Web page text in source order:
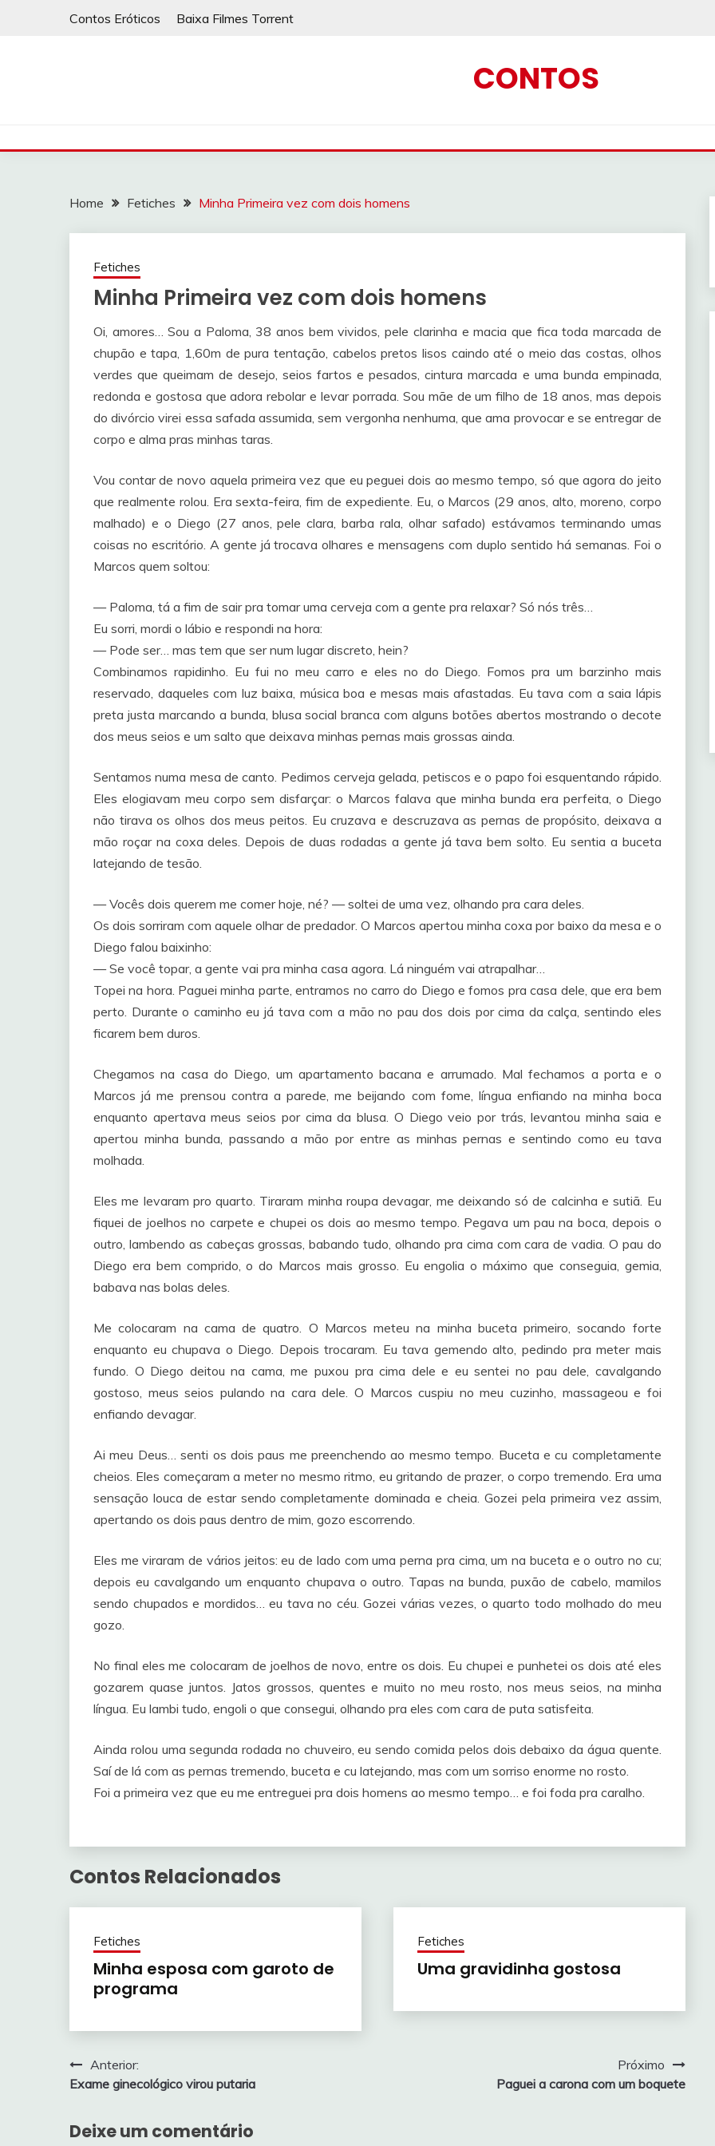
Contos Eróticos Baixa Filmes Torrent
CONTOS
Home Fetiches Minha Primeira vez com dois homens
Fetiches
Minha Primeira vez com dois homens
Oi, amores… Sou a Paloma, 38 anos bem vividos, pele clarinha e macia que fica toda marcada de
chupão e tapa, 1,60m de pura tentação, cabelos pretos lisos caindo até o meio das costas, olhos
verdes que queimam de desejo, seios fartos e pesados, cintura marcada e uma bunda empinada,
redonda e gostosa que adora rebolar e levar porrada. Sou mãe de um filho de 18 anos, mas depois
do divórcio virei essa safada assumida, sem vergonha nenhuma, que ama provocar e se entregar de
corpo e alma pras minhas taras.
Vou contar de novo aquela primeira vez que eu peguei dois ao mesmo tempo, só que agora do jeito
que realmente rolou. Era sexta-feira, fim de expediente. Eu, o Marcos (29 anos, alto, moreno, corpo
malhado) e o Diego (27 anos, pele clara, barba rala, olhar safado) estávamos terminando umas
coisas no escritório. A gente já trocava olhares e mensagens com duplo sentido há semanas. Foi o
Marcos quem soltou:
— Paloma, tá a fim de sair pra tomar uma cerveja com a gente pra relaxar? Só nós três…
Eu sorri, mordi o lábio e respondi na hora:
— Pode ser… mas tem que ser num lugar discreto, hein?
Combinamos rapidinho. Eu fui no meu carro e eles no do Diego. Fomos pra um barzinho mais
reservado, daqueles com luz baixa, música boa e mesas mais afastadas. Eu tava com a saia lápis
preta justa marcando a bunda, blusa social branca com alguns botões abertos mostrando o decote
dos meus seios e um salto que deixava minhas pernas mais grossas ainda.
Sentamos numa mesa de canto. Pedimos cerveja gelada, petiscos e o papo foi esquentando rápido.
Eles elogiavam meu corpo sem disfarçar: o Marcos falava que minha bunda era perfeita, o Diego
não tirava os olhos dos meus peitos. Eu cruzava e descruzava as pernas de propósito, deixava a
mão roçar na coxa deles. Depois de duas rodadas a gente já tava bem solto. Eu sentia a buceta
latejando de tesão.
— Vocês dois querem me comer hoje, né? — soltei de uma vez, olhando pra cara deles.
Os dois sorriram com aquele olhar de predador. O Marcos apertou minha coxa por baixo da mesa e o
Diego falou baixinho:
— Se você topar, a gente vai pra minha casa agora. Lá ninguém vai atrapalhar…
Topei na hora. Paguei minha parte, entramos no carro do Diego e fomos pra casa dele, que era bem
perto. Durante o caminho eu já tava com a mão no pau dos dois por cima da calça, sentindo eles
ficarem bem duros.
Chegamos na casa do Diego, um apartamento bacana e arrumado. Mal fechamos a porta e o
Marcos já me prensou contra a parede, me beijando com fome, língua enfiando na minha boca
enquanto apertava meus seios por cima da blusa. O Diego veio por trás, levantou minha saia e
apertou minha bunda, passando a mão por entre as minhas pernas e sentindo como eu tava
molhada.
Eles me levaram pro quarto. Tiraram minha roupa devagar, me deixando só de calcinha e sutiã. Eu
fiquei de joelhos no carpete e chupei os dois ao mesmo tempo. Pegava um pau na boca, depois o
outro, lambendo as cabeças grossas, babando tudo, olhando pra cima com cara de vadia. O pau do
Diego era bem comprido, o do Marcos mais grosso. Eu engolia o máximo que conseguia, gemia,
babava nas bolas deles.
Me colocaram na cama de quatro. O Marcos meteu na minha buceta primeiro, socando forte
enquanto eu chupava o Diego. Depois trocaram. Eu tava gemendo alto, pedindo pra meter mais
fundo. O Diego deitou na cama, me puxou pra cima dele e eu sentei no pau dele, cavalgando
gostoso, meus seios pulando na cara dele. O Marcos cuspiu no meu cuzinho, massageou e foi
enfiando devagar.
Ai meu Deus… senti os dois paus me preenchendo ao mesmo tempo. Buceta e cu completamente
cheios. Eles começaram a meter no mesmo ritmo, eu gritando de prazer, o corpo tremendo. Era uma
sensação louca de estar sendo completamente dominada e cheia. Gozei pela primeira vez assim,
apertando os dois paus dentro de mim, gozo escorrendo.
Eles me viraram de vários jeitos: eu de lado com uma perna pra cima, um na buceta e o outro no cu;
depois eu cavalgando um enquanto chupava o outro. Tapas na bunda, puxão de cabelo, mamilos
sendo chupados e mordidos… eu tava no céu. Gozei várias vezes, o quarto todo molhado do meu
gozo.
No final eles me colocaram de joelhos de novo, entre os dois. Eu chupei e punhetei os dois até eles
gozarem quase juntos. Jatos grossos, quentes e muito no meu rosto, nos meus seios, na minha
língua. Eu lambi tudo, engoli o que consegui, olhando pra eles com cara de puta satisfeita.
Ainda rolou uma segunda rodada no chuveiro, eu sendo comida pelos dois debaixo da água quente.
Saí de lá com as pernas tremendo, buceta e cu latejando, mas com um sorriso enorme no rosto.
Foi a primeira vez que eu me entreguei pra dois homens ao mesmo tempo… e foi foda pra caralho.
Contos Relacionados
Fetiches
Minha esposa com garoto de
programa
Fetiches
Uma gravidinha gostosa
Navegação
de
Post
Anterior:
Exame ginecológico virou putaria
Próximo
Paguei a carona com um boquete
Deixe um comentário